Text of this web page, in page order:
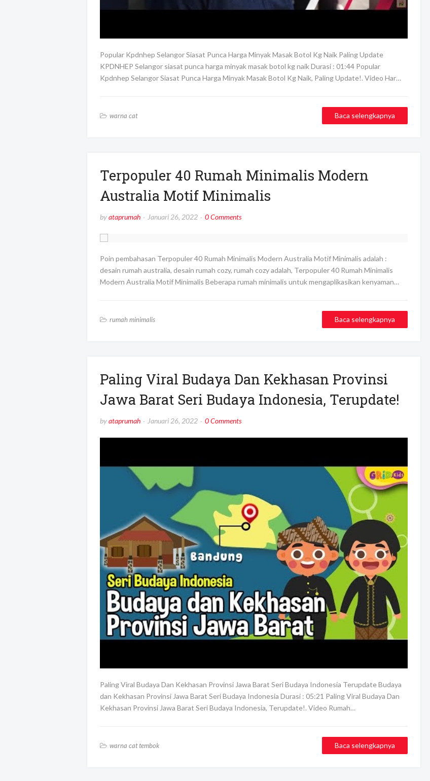
Popular Kpdnhep Selangor Siasat Punca Harga Minyak Masak Botol Kg Naik Paling Update
KPDNHEP Selangor siasat punca harga minyak masak botol kg naik Durasi : 01:44 Popular
Kpdnhep Selangor Siasat Punca Harga Minyak Masak Botol Kg Naik, Paling Update!. Video Har…
warna cat Baca selengkapnya
Terpopuler 40 Rumah Minimalis Modern
Australia Motif Minimalis
byataprumah Januari 26, 2022 0 Comments
Poin pembahasan Terpopuler 40 Rumah Minimalis Modern Australia Motif Minimalis adalah :
desain rumah australia, desain rumah cozy, rumah cozy adalah, Terpopuler 40 Rumah Minimalis
Modern Australia Motif Minimalis Beberapa rumah minimalis untuk mengaplikasikan kenyaman…
rumah minimalis Baca selengkapnya
Paling Viral Budaya Dan Kekhasan Provinsi
Jawa Barat Seri Budaya Indonesia, Terupdate!
byataprumah Januari 26, 2022 0 Comments
Paling Viral Budaya Dan Kekhasan Provinsi Jawa Barat Seri Budaya Indonesia Terupdate Budaya
dan Kekhasan Provinsi Jawa Barat Seri Budaya Indonesia Durasi : 05:21 Paling Viral Budaya Dan
Kekhasan Provinsi Jawa Barat Seri Budaya Indonesia, Terupdate!. Video Rumah…
warna cat tembok Baca selengkapnya